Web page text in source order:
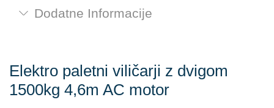
Dodatne Informacije
Elektro paletni viličarji z dvigom
1500kg 4,6m AC motor